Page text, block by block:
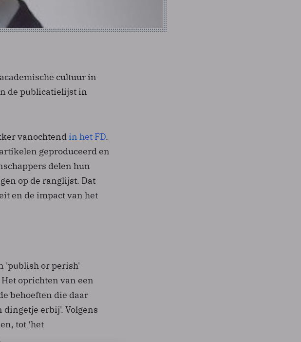
cultuur in
de publicatielijst in
vanochtend in het FD.
geproduceerd en
delen hun
op de ranglijst. Dat
en de impact van het
'publish or perish'
oprichten van een
behoeften die daar
dingetje erbij'. Volgens
tot ‘het